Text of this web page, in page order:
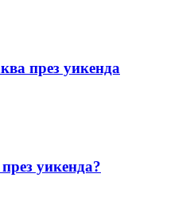
през уикенда
уикенда?